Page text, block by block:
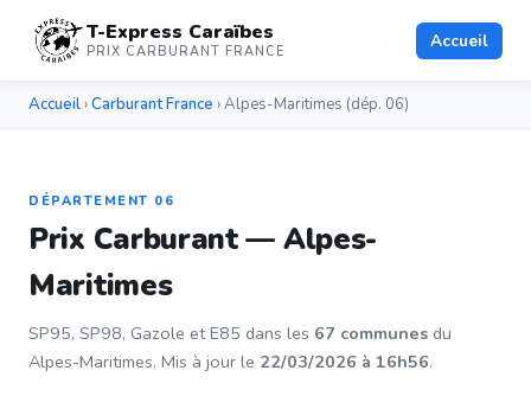
T-Express Caraïbes
PRIX CARBURANT FRANCE Accueil
Accueil ›Carburant France › Alpes-Maritimes (dép. 06)
DÉPARTEMENT 06
Prix Carburant — Alpes-
Maritimes
SP95, SP98, Gazole et E85 dans les 67 communes du
Alpes-Maritimes. Mis à jour le 22/03/2026 à 16h56.